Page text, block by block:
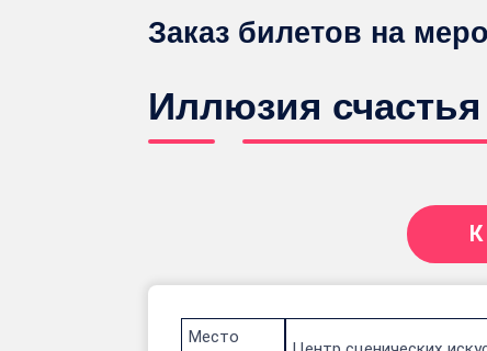
Заказ билетов на
Иллюзия
Место